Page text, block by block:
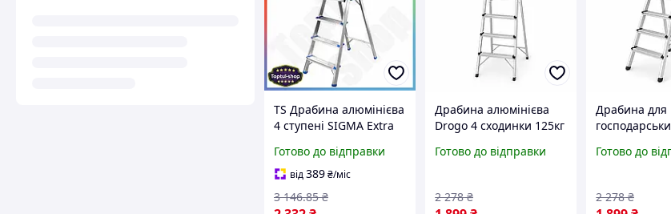
TS Драбина алюмінієва
4 ступені SIGMA Extra
прибирання легкі
сходи переносні з
SHT55_Q
Готово до відправки
від389₴/міс
3 146.85 ₴
Драбина алюмінієва
Drogo 4 сходинки 125кг
монтажних робіт
Готово до відправки
2 278 ₴
Драбина для
125кг
Готово до
2 278 ₴